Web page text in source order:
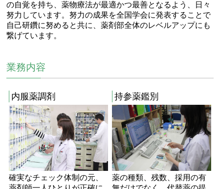
の自覚を持ち、薬物療法が最適かつ最善となるよう、日々
努力しています。努力の成果を全国学会に発表することで
自己研鑽に努めると共に、薬剤部全体のレベルアップにも
繋げています。
業務内容
内服薬調剤
確実なチェック体制の元、
持参薬鑑別
薬の種類、残数、採用の有